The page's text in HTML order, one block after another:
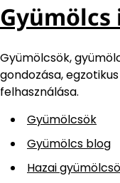
Gyümölcs
Gyümölcsök,
gondozása,
felhasználása.
Gyümölcsök
Gyümölcs blog
Hazai